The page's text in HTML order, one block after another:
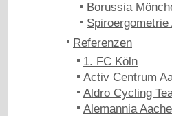
Borussia
Spiroergometrie
Referenzen
1. FC Köln
Activ Centrum
Aldro Cycling
Alemannia